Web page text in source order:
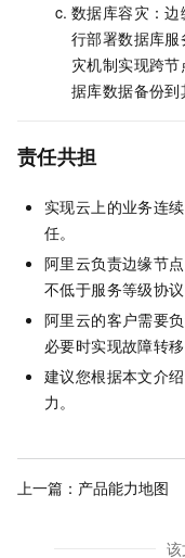
数据库容灾：
行部署数据库
灾机制实现跨
据库数据备份到
责任共担
实现云上的业务连
任。
阿里云负责边缘节
不低于服务等级协议
阿里云的客户需要
必要时实现故障转
建议您根据本文介
力。
上一篇： 产品能力地图
该